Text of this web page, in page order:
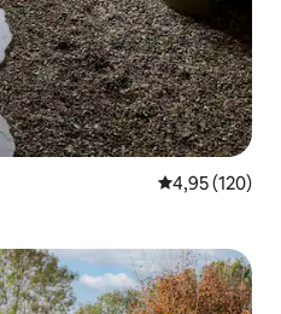
Gemiddelde
4,95 (120)